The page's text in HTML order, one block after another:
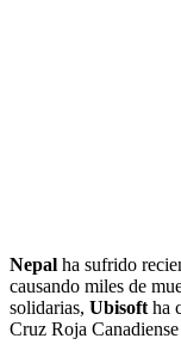
Nepal ha sufrido
causando miles de
solidarias, Ubisoft ha
Cruz Roja